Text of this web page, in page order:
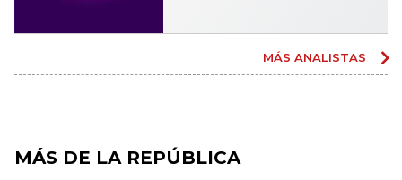
MÁS ANALISTAS
MÁS DE LA REPÚBLICA